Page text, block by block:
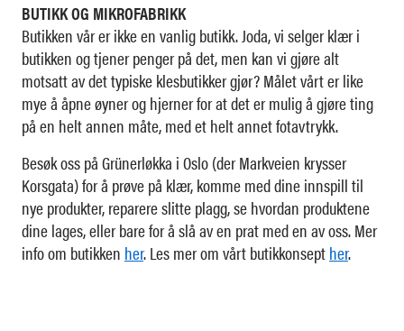
BUTIKK OG MIKROFABRIKK
Butikken vår er ikke en vanlig butikk. Joda, vi selger klær i
butikken og tjener penger på det, men kan vi gjøre alt
motsatt av det typiske klesbutikker gjør? Målet vårt er like
mye å åpne øyner og hjerner for at det er mulig å gjøre ting
på en helt annen måte, med et helt annet fotavtrykk.
Besøk oss på Grünerløkka i Oslo (der Markveien krysser
Korsgata) for å prøve på klær, komme med dine innspill til
nye produkter, reparere slitte plagg, se hvordan produktene
dine lages, eller bare for å slå av en prat med en av oss. Mer
info om butikken her. Les mer om vårt butikkonsepther.